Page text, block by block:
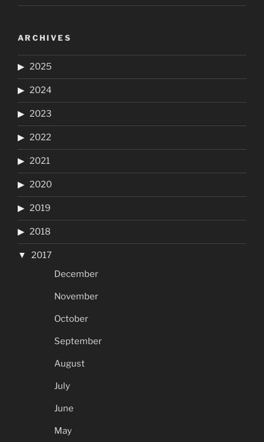
ARCHIVES
2025
2024
2023
2022
2021
2020
2019
2018
2017
December
November
October
September
August
July
June
May